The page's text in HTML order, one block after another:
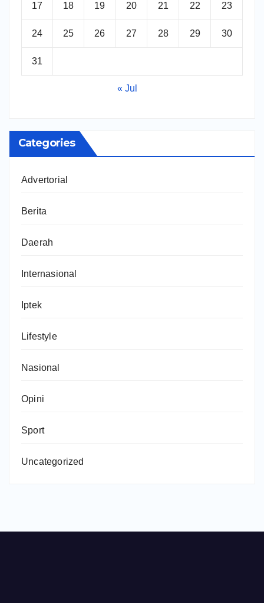
17 18 19 20 21 22 23
24 25 26 27 28 29 30
31
« Jul
Categories
Advertorial
Berita
Daerah
Internasional
Iptek
Lifestyle
Nasional
Opini
Sport
Uncategorized